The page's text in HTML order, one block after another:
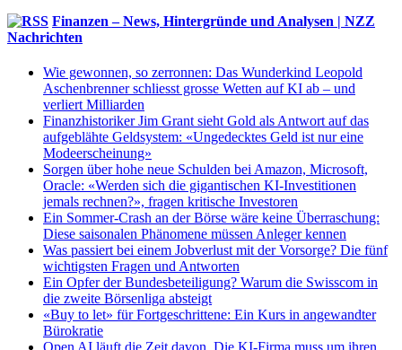
Finanzen – News, Hintergründe und Analysen | NZZ
Nachrichten
Wie gewonnen, so zerronnen: Das Wunderkind Leopold
Aschenbrenner schliesst grosse Wetten auf KI ab – und
verliert Milliarden
Finanzhistoriker Jim Grant sieht Gold als Antwort auf das
aufgeblähte Geldsystem: «Ungedecktes Geld ist nur eine
Modeerscheinung»
Sorgen über hohe neue Schulden bei Amazon, Microsoft,
Oracle: «Werden sich die gigantischen KI-Investitionen
jemals rechnen?», fragen kritische Investoren
Ein Sommer-Crash an der Börse wäre keine Überraschung:
Diese saisonalen Phänomene müssen Anleger kennen
Was passiert bei einem Jobverlust mit der Vorsorge? Die fünf
wichtigsten Fragen und Antworten
Ein Opfer der Bundesbeteiligung? Warum die Swisscom in
die zweite Börsenliga absteigt
«Buy to let» für Fortgeschrittene: Ein Kurs in angewandter
Bürokratie
Open AI läuft die Zeit davon. Die KI-Firma muss um ihren